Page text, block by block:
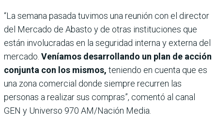
“La semana pasada tuvimos una reunión con el director
del Mercado de Abasto y de otras instituciones que
están involucradas en la seguridad interna y externa del
mercado. Veníamos desarrollando un plan de acción
conjunta con los mismos, teniendo en cuenta que es
una zona comercial donde siempre recurren las
personas a realizar sus compras”, comentó al canal
GEN y Universo 970 AM/Nación Media.